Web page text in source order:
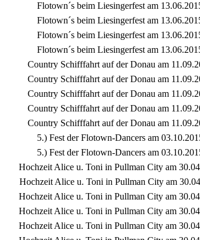
Flotown´s beim Liesingerfest am
Flotown´s beim Liesingerfest am
Flotown´s beim Liesingerfest am
Flotown´s beim Liesingerfest am
Country Schifffahrt auf der Donau am
Country Schifffahrt auf der Donau am
Country Schifffahrt auf der Donau am
Country Schifffahrt auf der Donau am
Country Schifffahrt auf der Donau am
5.) Fest der Flotown-Dancers am
5.) Fest der Flotown-Dancers am
Hochzeit Alice u. Toni in Pullman City am
Hochzeit Alice u. Toni in Pullman City am
Hochzeit Alice u. Toni in Pullman City am
Hochzeit Alice u. Toni in Pullman City am
Hochzeit Alice u. Toni in Pullman City am